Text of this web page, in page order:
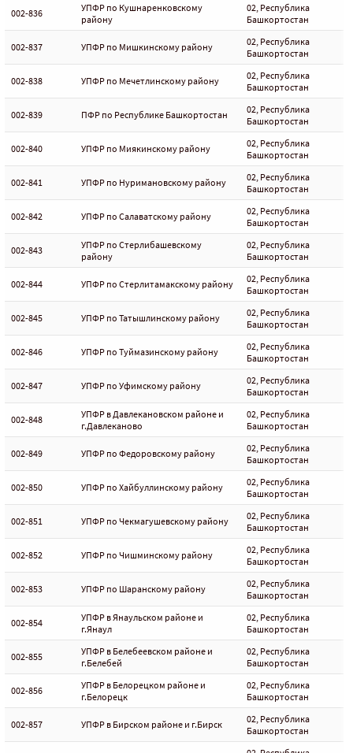
002-836
УПФР по Кушнаренковскому
району
02, Республика
Башкортостан
002-837 УПФР по Мишкинскому району
02, Республика
Башкортостан
002-838 УПФР по Мечетлинскому району
02, Республика
Башкортостан
002-839 ПФР по Республике Башкортостан
02, Республика
Башкортостан
002-840 УПФР по Миякинскому району
02, Республика
Башкортостан
002-841 УПФР по Нуримановскому району
02, Республика
Башкортостан
002-842 УПФР по Салаватскому району
02, Республика
Башкортостан
002-843
УПФР по Стерлибашевскому
району
02, Республика
Башкортостан
002-844 УПФР по Стерлитамакскому району
02, Республика
Башкортостан
002-845 УПФР по Татышлинскому району
02, Республика
Башкортостан
002-846 УПФР по Туймазинскому району
02, Республика
Башкортостан
002-847 УПФР по Уфимскому району
02, Республика
Башкортостан
002-848
УПФР в Давлекановском районе и
г.Давлеканово
02, Республика
Башкортостан
002-849 УПФР по Федоровскому району
02, Республика
Башкортостан
002-850 УПФР по Хайбуллинскому району
02, Республика
Башкортостан
002-851 УПФР по Чекмагушевскому району
02, Республика
Башкортостан
002-852 УПФР по Чишминскому району
02, Республика
Башкортостан
002-853 УПФР по Шаранскому району
02, Республика
Башкортостан
002-854
УПФР в Янаульском районе и
г.Янаул
02, Республика
Башкортостан
002-855
УПФР в Белебеевском районе и
г.Белебей
02, Республика
Башкортостан
002-856
УПФР в Белорецком районе и
г.Белорецк
02, Республика
Башкортостан
002-857 УПФР в Бирском районе и г.Бирск
02, Республика
Башкортостан